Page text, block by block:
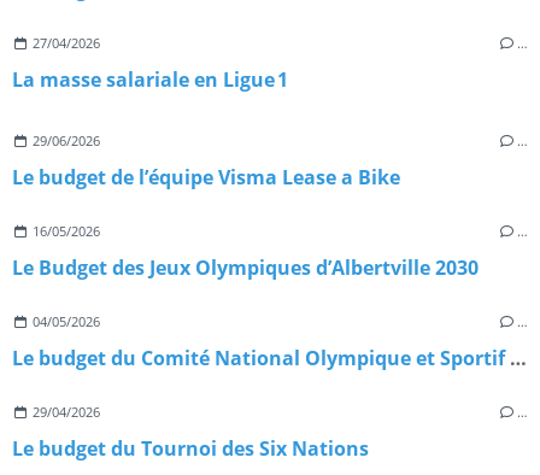
27/04/2026 …
La masse salariale en Ligue 1
29/06/2026 …
Le budget de l’équipe Visma Lease a Bike
16/05/2026 …
Le Budget des Jeux Olympiques d’Albertville 2030
04/05/2026 …
Le budget du Comité National Olympique et Sportif du Cameroun
29/04/2026 …
Le budget du Tournoi des Six Nations